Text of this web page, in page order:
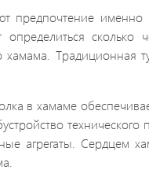
предпочтение
сколько
хамама. Традиционная
в хамаме
агрегаты. Сердцем